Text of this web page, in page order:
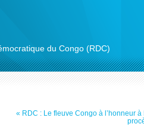
du Congo (RDC)
« RDC : Le fleuve Congo à l’honneur à